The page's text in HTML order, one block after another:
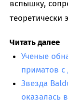
вспышку,
теоретически
Читать далее
Ученые
приматов
Звезда
оказалась